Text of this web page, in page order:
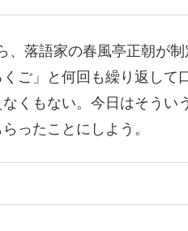
落語家の春風亭正朝が制
ご」と何回も繰り返して
くもない。今日はそうい
ったことにしよう。